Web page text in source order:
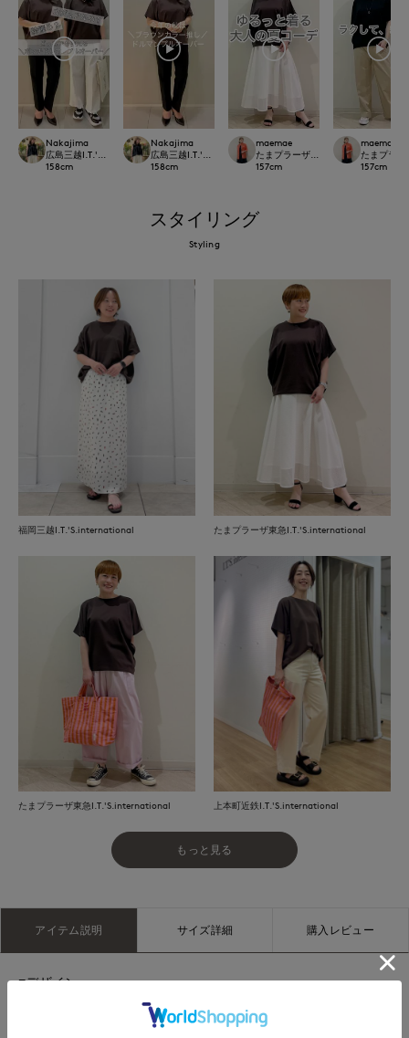
Nakajima
広島三越I.T.'S.international
158cm
Nakajima
広島三越I.T.'S.international
158cm
maemae
たまプラーザ東急I.T.'S.international
157cm
maemae
たまプラ
157cm
スタイリング
Styling
福岡三越I.T.'S.international たまプラーザ東急I.T.'S.international
たまプラーザ東急I.T.'S.international 上本町近鉄I.T.'S.international
もっと見る
アイテム説明 サイズ詳細 購入レビュー
■デザイン
たっぷりとしたドルマンシルエットのクルーネックプルオーバ
ー。二の腕やウエスト周りをカバーしながら、着るだけでこな